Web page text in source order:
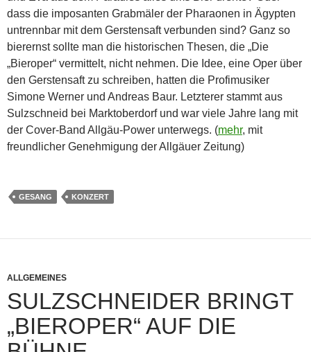
dass die imposanten Grabmäler der Pharaonen in Ägypten
untrennbar mit dem Gerstensaft verbunden sind? Ganz so
bierernst sollte man die historischen Thesen, die „Die
„Bieroper“ vermittelt, nicht nehmen. Die Idee, eine Oper über
den Gerstensaft zu schreiben, hatten die Profimusiker
Simone Werner und Andreas Baur. Letzterer stammt aus
Sulzschneid bei Marktoberdorf und war viele Jahre lang mit
der Cover-Band Allgäu-Power unterwegs. (mehr, mit
freundlicher Genehmigung der Allgäuer Zeitung)
GESANG KONZERT
ALLGEMEINES
SULZSCHNEIDER BRINGT
„BIEROPER“ AUF DIE